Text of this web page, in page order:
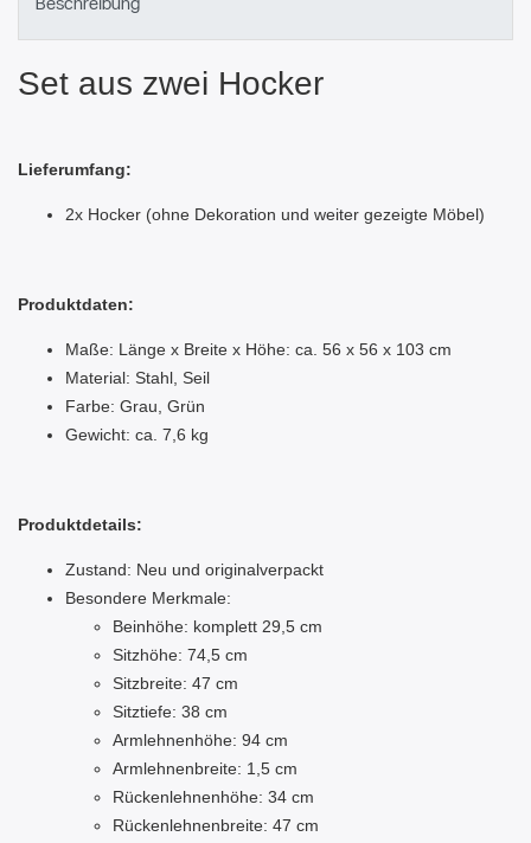
Set aus zwei Hocker
Lieferumfang:
2x Hocker (ohne Dekoration und weiter gezeigte Möbel)
Produktdaten:
Maße: Länge x Breite x Höhe: ca. 56 x 56 x 103 cm
Material: Stahl, Seil
Farbe: Grau, Grün
Gewicht: ca. 7,6 kg
Produktdetails:
Zustand: Neu und originalverpackt
Besondere Merkmale:
Beinhöhe: komplett 29,5 cm
Sitzhöhe: 74,5 cm
Sitzbreite: 47 cm
Sitztiefe: 38 cm
Armlehnenhöhe: 94 cm
Armlehnenbreite: 1,5 cm
Rückenlehnenhöhe: 34 cm
Rückenlehnenbreite: 47 cm